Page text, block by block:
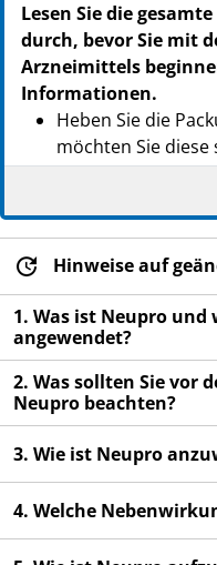
Lesen Sie die
durch, bevor Sie mit
Arzneimittels
Informationen.
Heben Sie die
möchten Sie
Wenn Sie weitere
an Ihren Arzt,
Fachpersonal.
Dieses
verschrieben.
Es kann anderen
diese die gleichen
Wenn Sie
sich an Ihren Arzt,
medizinische
Nebenwirkungen,
Packungsbeilage
Hinweise auf
1. Was ist Neupro und
angewendet?
2. Was sollten Sie vor
Neupro beachten?
3. Wie ist Neupro
4. Welche